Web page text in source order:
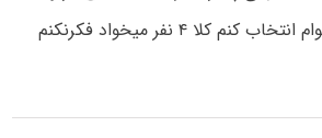
دانشگاهی که من میخوام انتخاب کنم کلا ۴ نفر میخواد فکرنکنم